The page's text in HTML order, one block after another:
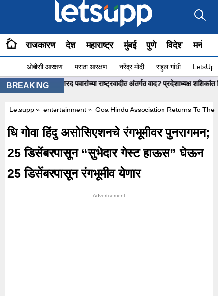
राजकारण देश महाराष्ट्र मुंबई पुणे विदेश
ओबीसी आरक्षण मराठा आरक्षण नरेंद्र मोदी राहुल गांधी
BREAKING
Shinde : शरद पवारांच्या राष्ट्रवादीत अंतर्गत वाद? प्रदेशाध्यक्ष शशिकांत
Letsupp » entertainment » Goa Hindu Association Returns To
धि गोवा हिंदु असोसिएशनचे रंगभूमीवर पुनरागमन;
25 डिसेंबरपासून “सुभेदार गेस्ट हाऊस” घेऊन
25 डिसेंबरपासून रंगभूमीव येणार